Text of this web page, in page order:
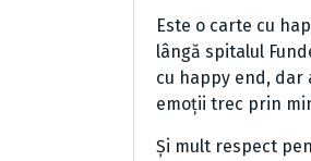
Este o carte cu
lângă spitalul
cu happy end, dar
emoții trec prin
Și mult respect